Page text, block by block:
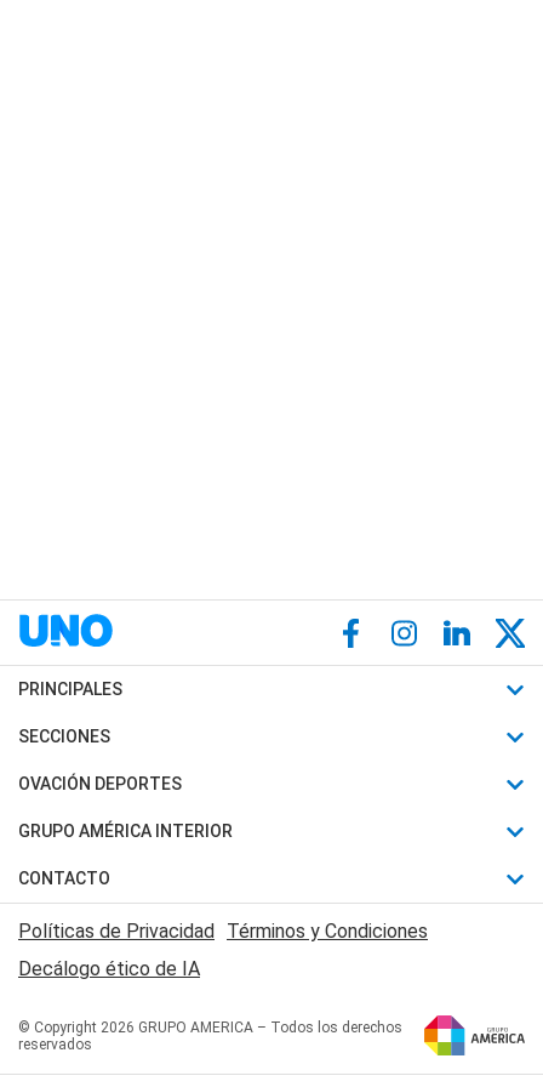
PRINCIPALES
Últimas Noticias
Política
Judiciales
Economia
SECCIONES
Horóscopo
Motores
Trucos caseros
Series y Películas
Edictos y Solicitadas
OVACIÓN DEPORTES
Fútbol
Mundial
Automovilismo
Rugby
Básquet
GRUPO AMÉRICA INTERIOR
Canal 7 en Vivo
San Juan 8
CONTACTO
Acerca de Nosotros
Contactanos
Políticas de Privacidad Términos y Condiciones
Decálogo ético de IA
© Copyright 2026 GRUPO AMERICA – Todos los derechos
reservados